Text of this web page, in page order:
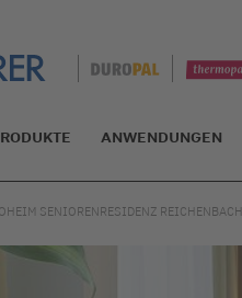
ANWENDUNGEN
SENIORENRESIDENZ REICHENBACH